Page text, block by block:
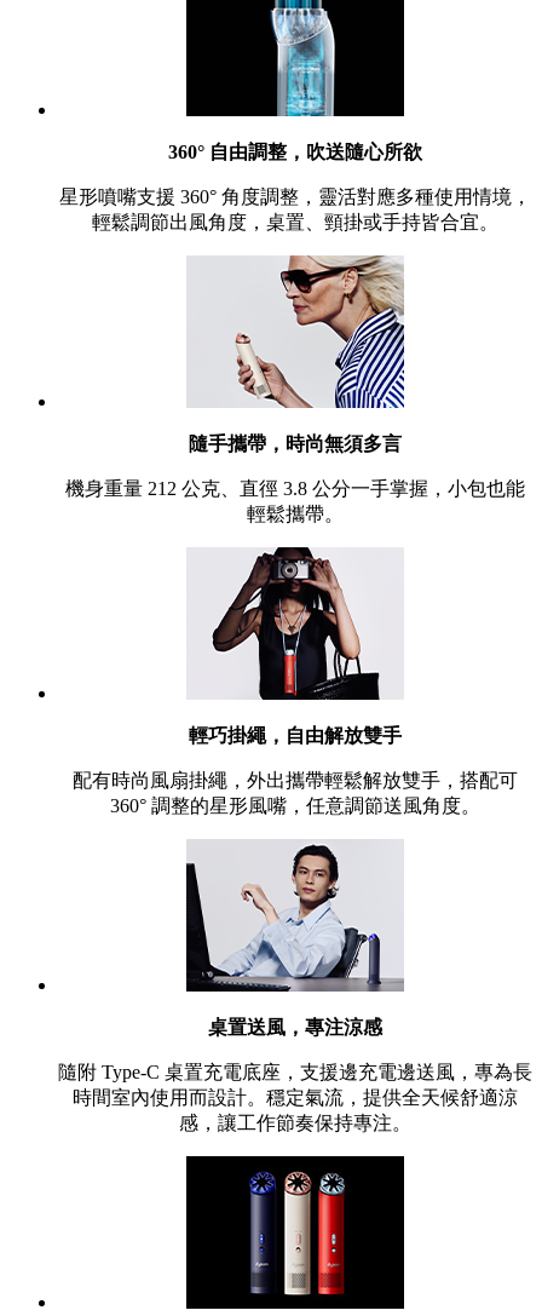
360° 自由調整，吹送隨心所欲
星形噴嘴支援 360° 角度調整，靈活對應多種使用情境，
輕鬆調節出風角度，桌置、頸掛或手持皆合宜。
隨手攜帶，時尚無須多言
機身重量 212 公克、直徑 3.8 公分一手掌握，小包也能
輕鬆攜帶。
輕巧掛繩，自由解放雙手
配有時尚風扇掛繩，外出攜帶輕鬆解放雙手，搭配可
360° 調整的星形風嘴，任意調節送風角度。
桌置送風，專注涼感
隨附 Type‑C 桌置充電底座，支援邊充電邊送風，專為長
時間室內使用而設計。穩定氣流，提供全天候舒適涼
感，讓工作節奏保持專注。